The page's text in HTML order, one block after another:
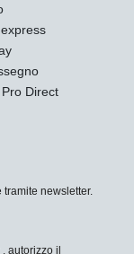
Direct
newsletter.
, autorizzo il